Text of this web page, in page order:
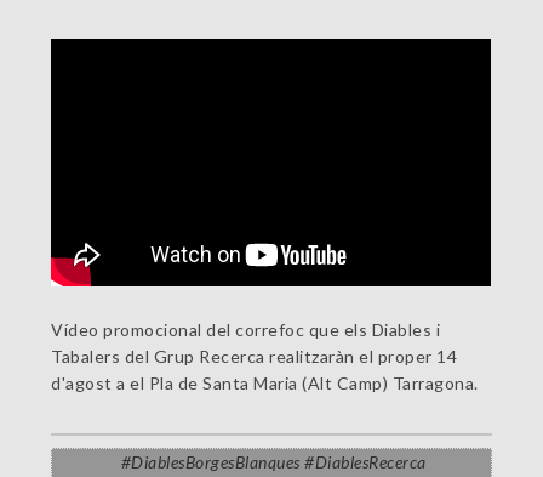
Vídeo promocional del correfoc que els Diables i
Tabalers del Grup Recerca realitzaràn el proper 14
d'agost a el Pla de Santa Maria (Alt Camp) Tarragona.
#DiablesBorgesBlanques#DiablesRecerca